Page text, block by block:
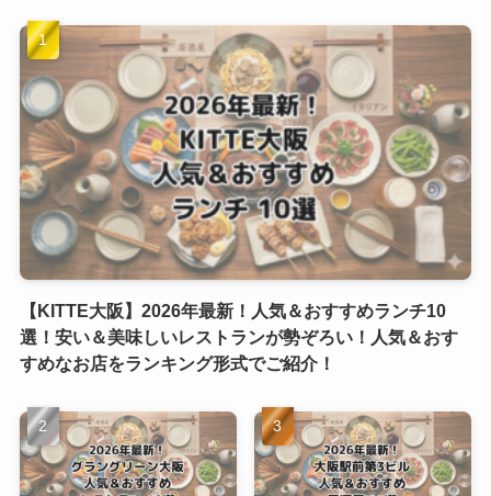
【KITTE大阪】2026年最新！人気＆おすすめランチ10
選！安い＆美味しいレストランが勢ぞろい！人気＆おす
すめなお店をランキング形式でご紹介！